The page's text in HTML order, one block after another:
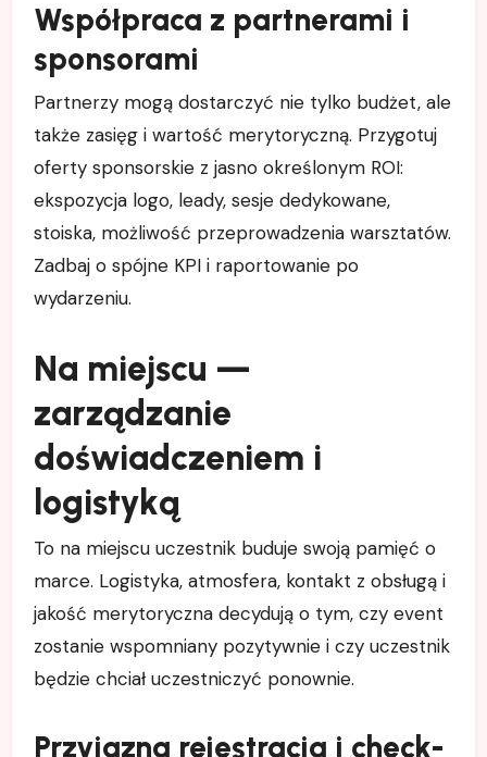
Współpraca z partnerami i
sponsorami
Partnerzy mogą dostarczyć nie tylko budżet, ale
także zasięg i wartość merytoryczną. Przygotuj
oferty sponsorskie z jasno określonym ROI:
ekspozycja logo, leady, sesje dedykowane,
stoiska, możliwość przeprowadzenia warsztatów.
Zadbaj o spójne KPI i raportowanie po
wydarzeniu.
Na miejscu —
zarządzanie
doświadczeniem i
logistyką
To na miejscu uczestnik buduje swoją pamięć o
marce. Logistyka, atmosfera, kontakt z obsługą i
jakość merytoryczna decydują o tym, czy event
zostanie wspomniany pozytywnie i czy uczestnik
będzie chciał uczestniczyć ponownie.
Przyjazna rejestracja i check-